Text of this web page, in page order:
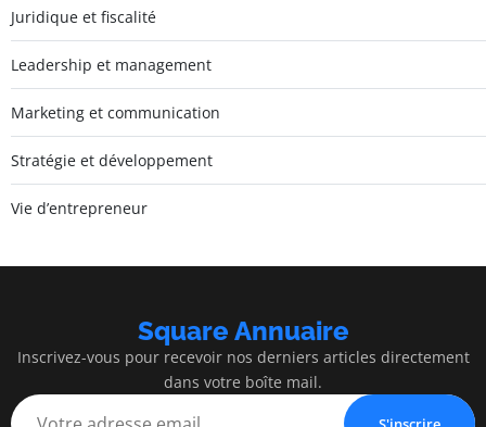
Juridique et fiscalité
Leadership et management
Marketing et communication
Stratégie et développement
Vie d’entrepreneur
Square Annuaire
Inscrivez-vous pour recevoir nos derniers articles directement
dans votre boîte mail.